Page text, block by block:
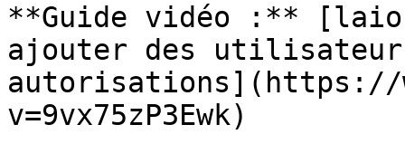
**Guide vidéo :**
ajouter des
autorisations](https://
v=9vx75zP3Ewk)